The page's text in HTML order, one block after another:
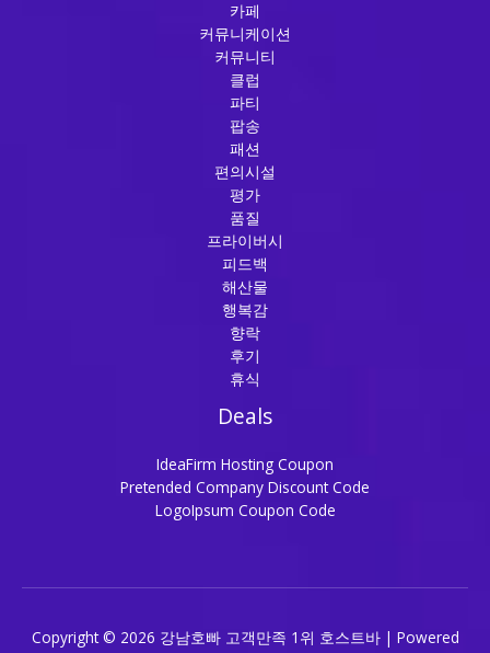
카페
커뮤니케이션
커뮤니티
클럽
파티
팝송
패션
편의시설
평가
품질
프라이버시
피드백
해산물
행복감
향락
후기
휴식
Deals
IdeaFirm Hosting Coupon
Pretended Company Discount Code
LogoIpsum Coupon Code
Copyright © 2026 강남호빠 고객만족 1위 호스트바 | Powered